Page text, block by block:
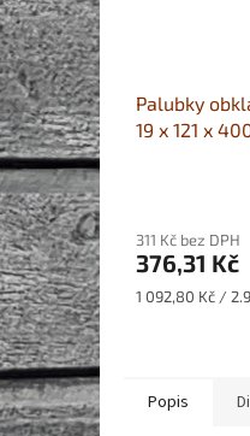
Palubky
19 x 121 x
311 Kč bez DPH
376,31 Kč
Měrná
1 092,80 Kč /
Popis